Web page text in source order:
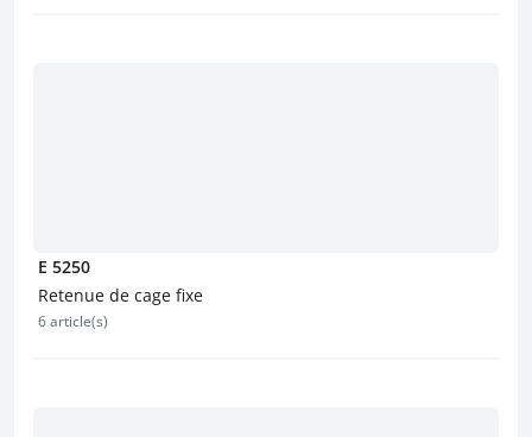
E 5250
Retenue de cage fixe
6 article(s)